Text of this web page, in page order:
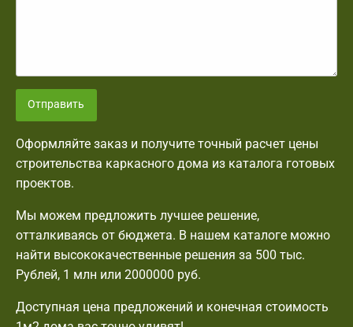
Отправить
Оформляйте заказ и получите точный расчет цены
строительства каркасного дома из каталога готовых
проектов.
Мы можем предложить лучшее решение,
отталкиваясь от бюджета. В нашем каталоге можно
найти высококачественные решения за 500 тыс.
Рублей, 1 млн или 2000000 руб.
Доступная цена предложений и конечная стоимость